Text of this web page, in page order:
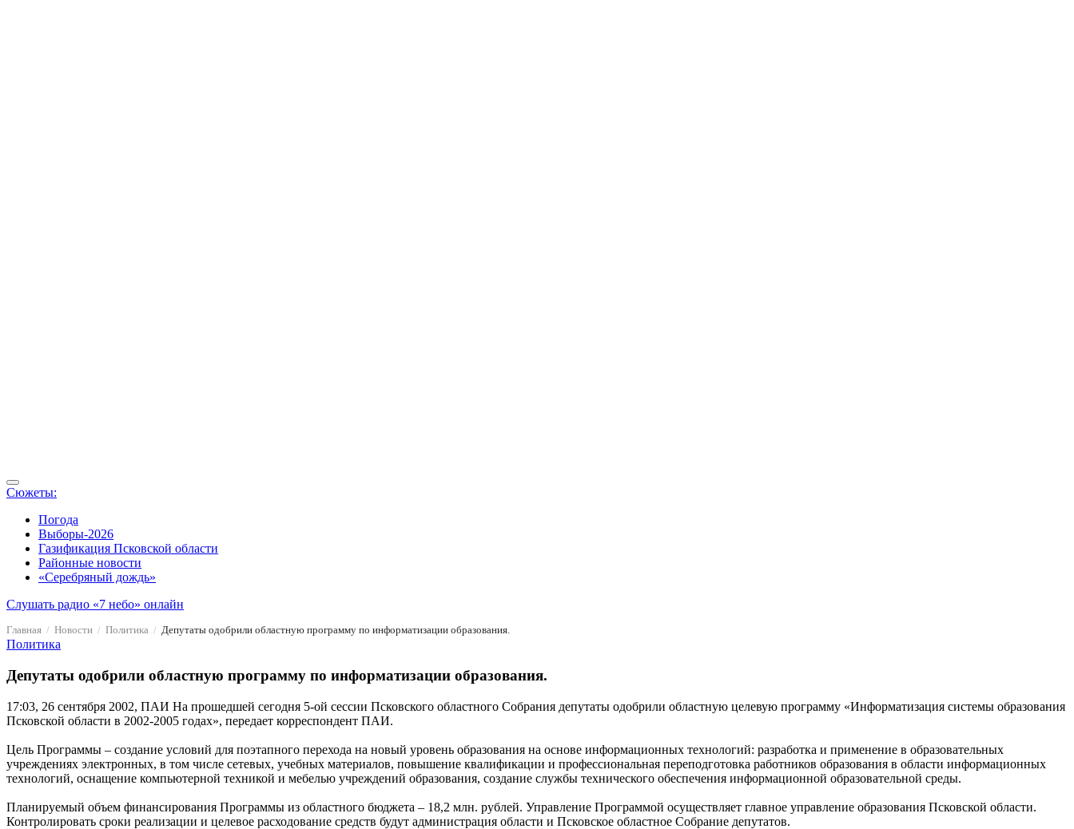
Сюжеты:
Погода
Выборы-2026
Газификация Псковской области
Районные новости
«Серебряный дождь»
Слушать радио «7 небо» онлайн
Главная Новости Политика Депутаты одобрили областную программу по информатизации образования.
Политика
Депутаты одобрили областную программу по информатизации образования.
17:03, 26 сентября 2002, ПАИ На прошедшей сегодня 5-ой сесcии Псковского областного Собрания депутаты одобрили областную целевую программу «Информатизация системы образования
Псковской области в 2002-2005 годах», передает корреспондент ПАИ.
Цель Программы – создание условий для поэтапного перехода на новый уровень образования на основе информационных технологий: разработка и применение в образовательных
учреждениях электронных, в том числе сетевых, учебных материалов, повышение квалификации и профессиональная переподготовка работников образования в области информационных
технологий, оснащение компьютерной техникой и мебелью учреждений образования, создание службы технического обеспечения информационной образовательной среды.
Планируемый объем финансирования Программы из областного бюджета – 18,2 млн. рублей. Управление Программой осуществляет главное управление образования Псковской области.
Контролировать сроки реализации и целевое расходование средств будут администрация области и Псковское областное Собрание депутатов.